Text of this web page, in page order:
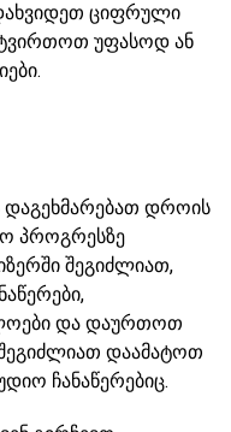
ციფრული
უფასოდ ან
დაგეხმარებათ დროის
პროგრესზე
შეგიძლიათ,
და დაურთოთ
შეგიძლიათ დაამატოთ
ჩანაწერებიც.